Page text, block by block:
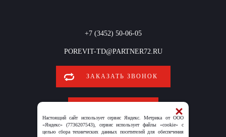
+7 (3452) 50-06-05
POREVIT-TD@PARTNER72.RU
ЗАКАЗАТЬ ЗВОНОК
Настоящий сайт использует сервис Яндекс. Метрика от ООО
«Яндекс» (7736207543), сервис использует файлы «cookie» с
целью сбора технических данных посетителей для обеспечения